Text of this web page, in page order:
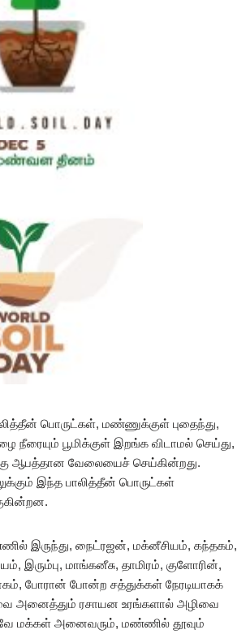
பொருட்கள், மண்ணுக்குள் புதைந்து,
நீரையும் பூமிக்குள் இறங்க விடாமல் செய்து,
ஆபத்தான வேலையைச் செய்கின்றது.
இந்த பாலித்தீன் பொருட்கள்
இருந்து, நைட்ரஜன், மக்னீசியம், கந்தகம்,
இரும்பு, மாங்கனீசு, தாமிரம், குளோரின்,
போரான் போன்ற சத்துக்கள் நேரடியாகக்
அனைத்தும் ரசாயன உரங்களால் அழிவை
மக்கள் அனைவரும், மண்ணில் தூவும்